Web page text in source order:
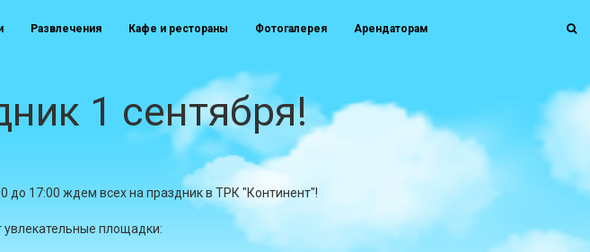
Развлечения Кафе и рестораны Фотогалерея Арендаторам
1 сентября!
до 17:00 ждем всех на праздник в ТРК "Континент"!
увлекательные площадки: